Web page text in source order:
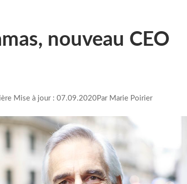
nouveau CEO
Mise à jour : 07.09.2020Par Marie Poirier